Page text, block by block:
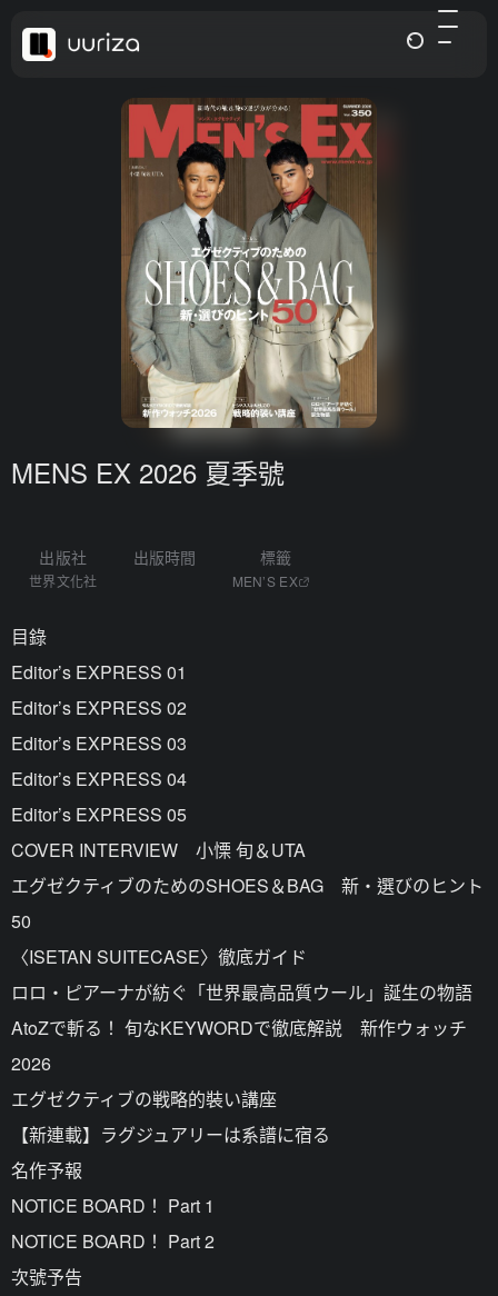
MENS EX 2026 夏季號
出版社
世界文化社
出版時間 標籤
MEN’S EX
目錄
Editor’s EXPRESS 01
Editor’s EXPRESS 02
Editor’s EXPRESS 03
Editor’s EXPRESS 04
Editor’s EXPRESS 05
COVER INTERVIEW 小慄 旬＆UTA
エグゼクティブのためのSHOES＆BAG 新・選びのヒント
50
〈ISETAN SUITECASE〉徹底ガイド
ロロ・ピアーナが紡ぐ「世界最高品質ウール」誕生の物語
AtoZで斬る！ 旬なKEYWORDで徹底解説 新作ウォッチ
2026
エグゼクティブの戦略的裝い講座
【新連載】ラグジュアリーは系譜に宿る
名作予報
NOTICE BOARD！ Part 1
NOTICE BOARD！ Part 2
次號予告